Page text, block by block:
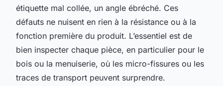
étiquette mal collée, un angle ébréché. Ces
défauts ne nuisent en rien à la résistance ou à la
fonction première du produit. L’essentiel est de
bien inspecter chaque pièce, en particulier pour le
bois ou la menuiserie, où les micro-fissures ou les
traces de transport peuvent surprendre.